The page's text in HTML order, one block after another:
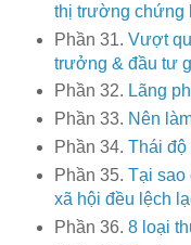
thị trường chứng
Phần 31. Vượt
trưởng & đầu tư
Phần 32. Lãng
Phần 33. Nên
Phần 34. Thái độ
Phần 35. Tại sao
xã hội đều lệch
Phần 36. 8 loại